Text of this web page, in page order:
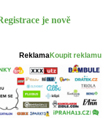
je nově
ReklamaKoupit reklamu